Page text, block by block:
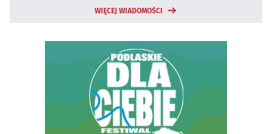
WIĘCEJ WIADOMOŚCI